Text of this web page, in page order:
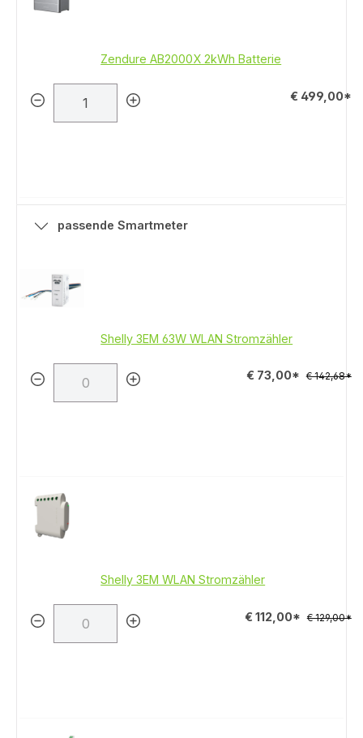
Zendure AB2000X 2kWh Batterie
€ 499,00*
passende Smartmeter
Shelly 3EM 63W WLAN Stromzähler
€ 73,00* € 142,68*
Shelly 3EM WLAN Stromzähler
€ 112,00* € 129,00*